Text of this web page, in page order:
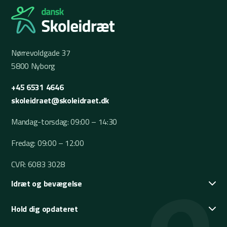
Nørrevoldgade 37
5800 Nyborg
+45 6531 4646
skoleidraet@skoleidraet.dk
Mandag-torsdag: 09:00 – 14:30
Fredag: 09:00 – 12:00
CVR: 6083 3028
Idræt og bevægelse
Hold dig opdateret